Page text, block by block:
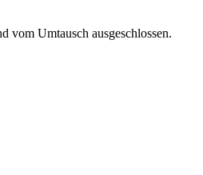
vom Umtausch ausgeschlossen.